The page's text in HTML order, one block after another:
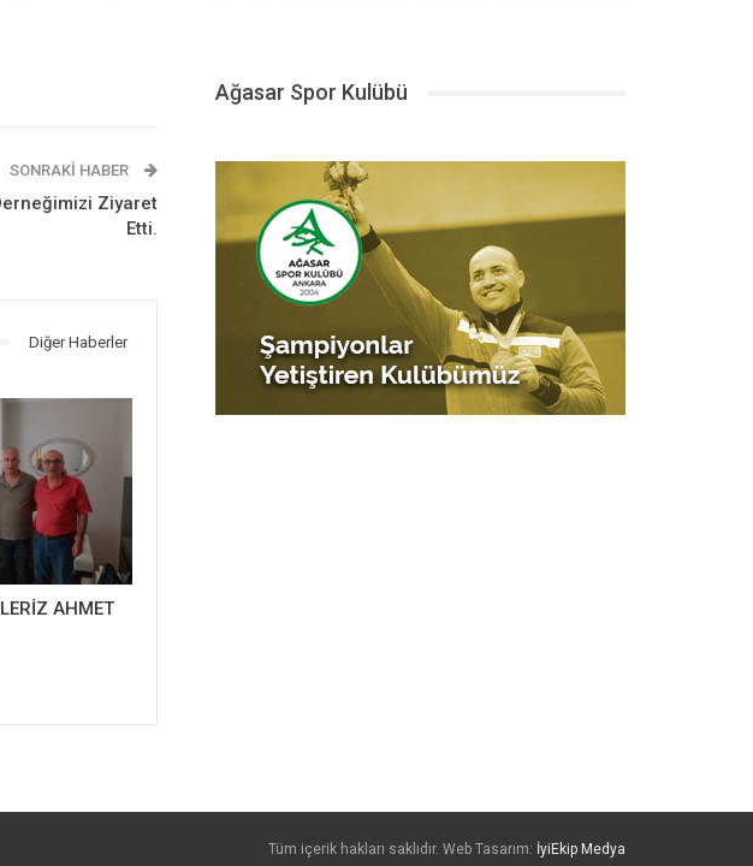
SONRAKI HABER
Ziyaret
Etti.
Diğer Haberler
AHMET
Ağasar Spor Kulübü
Tüm içerik hakları saklıdır. Web Tasarım: İyiEkip Medya